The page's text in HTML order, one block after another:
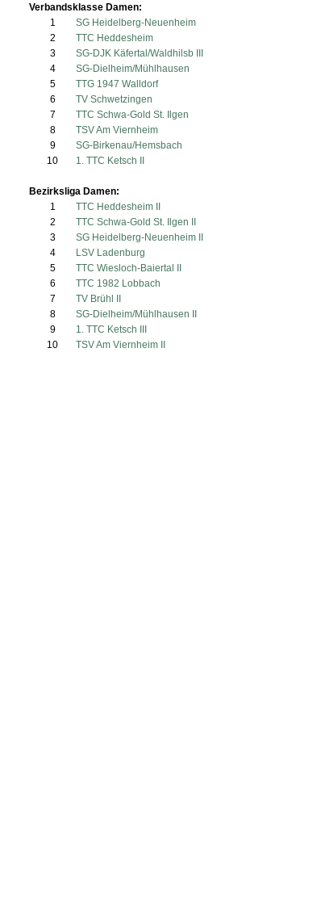
Verbandsklasse Damen:
1
SG Heidelberg-Neuenheim
2
TTC Heddesheim
3
SG-DJK Käfertal/Waldhilsb III
4
SG-Dielheim/Mühlhausen
5
TTG 1947 Walldorf
6
TV Schwetzingen
7
TTC Schwa-Gold St. Ilgen
8
TSV Am Viernheim
9
SG-Birkenau/Hemsbach
10
1. TTC Ketsch II
Bezirksliga Damen:
1
TTC Heddesheim II
2
TTC Schwa-Gold St. Ilgen II
3
SG Heidelberg-Neuenheim II
4
LSV Ladenburg
5
TTC Wiesloch-Baiertal II
6
TTC 1982 Lobbach
7
TV Brühl II
8
SG-Dielheim/Mühlhausen II
9
1. TTC Ketsch III
10
TSV Am Viernheim II